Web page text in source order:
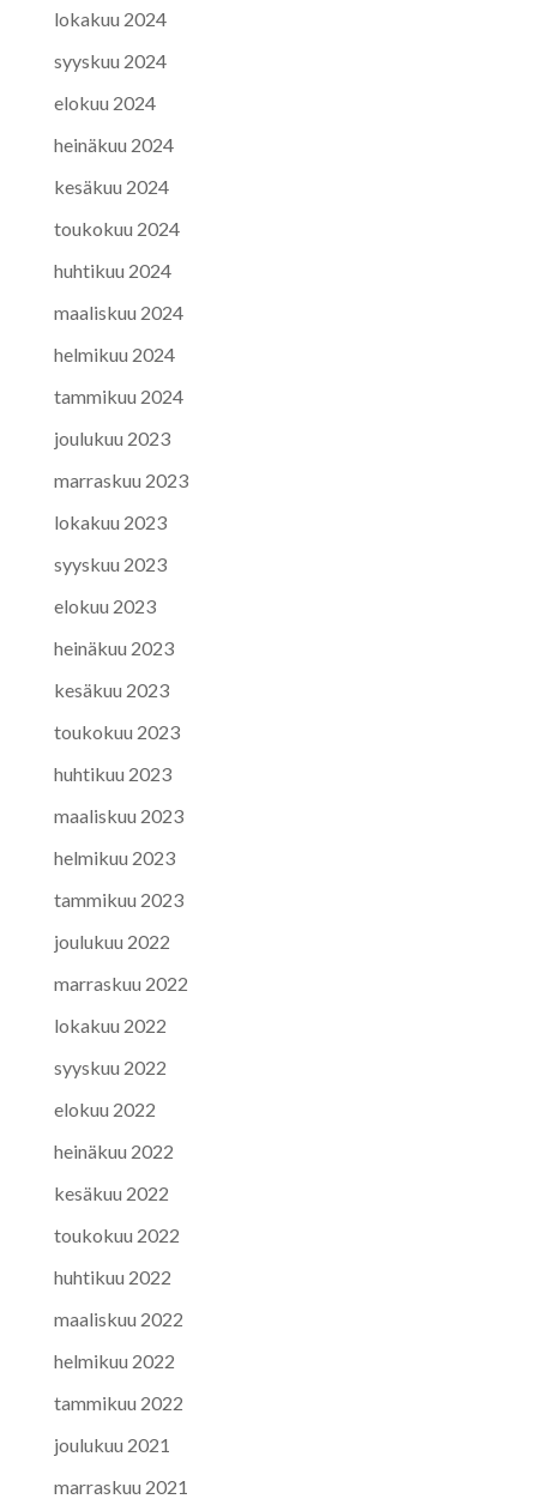
lokakuu 2024
syyskuu 2024
elokuu 2024
heinäkuu 2024
kesäkuu 2024
toukokuu 2024
huhtikuu 2024
maaliskuu 2024
helmikuu 2024
tammikuu 2024
joulukuu 2023
marraskuu 2023
lokakuu 2023
syyskuu 2023
elokuu 2023
heinäkuu 2023
kesäkuu 2023
toukokuu 2023
huhtikuu 2023
maaliskuu 2023
helmikuu 2023
tammikuu 2023
joulukuu 2022
marraskuu 2022
lokakuu 2022
syyskuu 2022
elokuu 2022
heinäkuu 2022
kesäkuu 2022
toukokuu 2022
huhtikuu 2022
maaliskuu 2022
helmikuu 2022
tammikuu 2022
joulukuu 2021
marraskuu 2021